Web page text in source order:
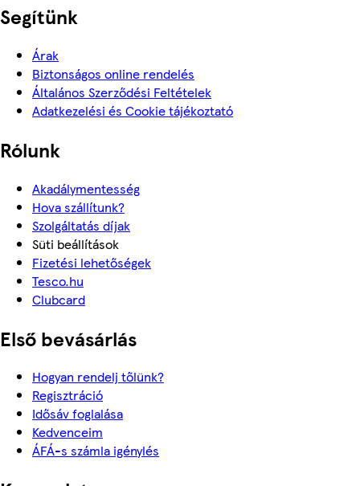
Segítünk
Árak
Biztonságos online rendelés
Általános Szerződési Feltételek
Adatkezelési és Cookie tájékoztató
Rólunk
Akadálymentesség
Hova szállítunk?
Szolgáltatás díjak
Süti beállítások
Fizetési lehetőségek
Tesco.hu
Clubcard
Első bevásárlás
Hogyan rendelj tőlünk?
Regisztráció
Idősáv foglalása
Kedvenceim
ÁFÁ-s számla igénylés